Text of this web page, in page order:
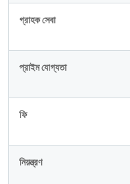
গ্রাহক সেবা
প্রাইম যোগ্যতা
ফি
নিয়ন্ত্রণ